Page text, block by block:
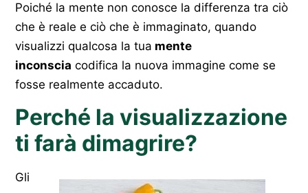
Poiché la mente non conosce la differenza tra ciò
che è reale e ciò che è immaginato, quando
visualizzi qualcosa la tua mente
inconscia codifica la nuova immagine come se
fosse realmente accaduto.
Perché la visualizzazione
ti farà dimagrire?
Gli